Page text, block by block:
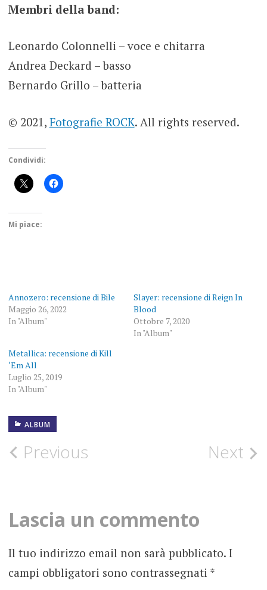
Membri della band:
Leonardo Colonnelli – voce e chitarra
Andrea Deckard – basso
Bernardo Grillo – batteria
© 2021, Fotografie ROCK. All rights reserved.
Condividi:
Mi piace:
Annozero: recensione di Bile
Maggio 26, 2022
In "Album"
Slayer: recensione di Reign In
Blood
Ottobre 7, 2020
In "Album"
Metallica: recensione di Kill
‘Em All
Luglio 25, 2019
In "Album"
ALBUM
ALBUM
COLONNELLI
HARDCORE
INIEZIONE
CONTINUA
Post
Previous Next
Lascia un commento
Il tuo indirizzo email non sarà pubblicato. I
campi obbligatori sono contrassegnati *